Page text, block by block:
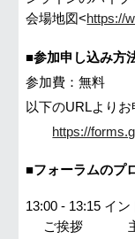
会場地図<https://
■参加申し込み方
参加費：無料
以下のURLよりお
https://
■フォーラムのプ
13:00 - 13:15 イン
ご挨拶